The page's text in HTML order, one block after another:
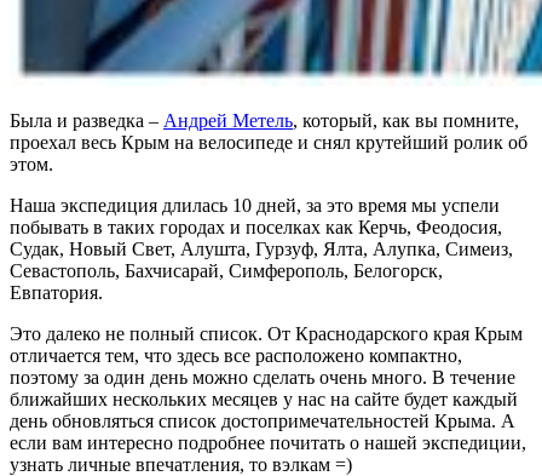
Была и разведка – Андрей Метель, который, как вы помните,
проехал весь Крым на велосипеде и снял крутейший ролик об
этом.
Наша экспедиция длилась 10 дней, за это время мы успели
побывать в таких городах и поселках как Керчь, Феодосия,
Судак, Новый Свет, Алушта, Гурзуф, Ялта, Алупка, Симеиз,
Севастополь, Бахчисарай, Симферополь, Белогорск,
Евпатория.
Это далеко не полный список. От Краснодарского края Крым
отличается тем, что здесь все расположено компактно,
поэтому за один день можно сделать очень много. В течение
ближайших нескольких месяцев у нас на сайте будет каждый
день обновляться список достопримечательностей Крыма. А
если вам интересно подробнее почитать о нашей экспедиции,
узнать личные впечатления, то вэлкам =)